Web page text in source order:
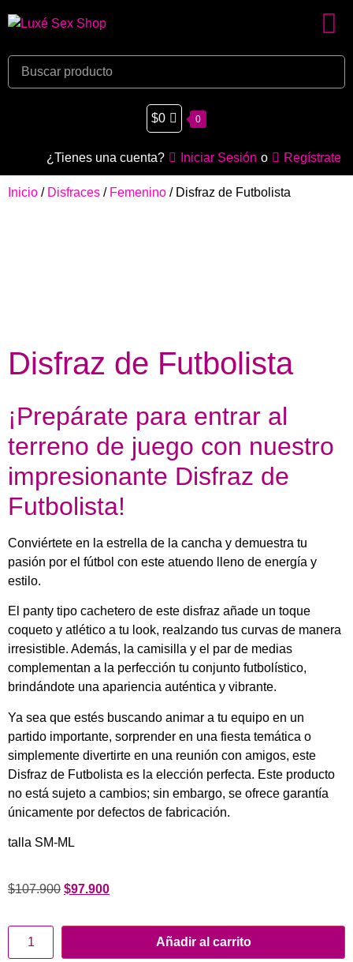
$0 0
¿Tienes una cuenta? Iniciar Sesión o Regístrate
Inicio / Disfraces / Femenino / Disfraz de Futbolista
Disfraz de Futbolista
¡Prepárate para entrar al
terreno de juego con nuestro
impresionante Disfraz de
Futbolista!
Conviértete en la estrella de la cancha y demuestra tu
pasión por el fútbol con este atuendo lleno de energía y
estilo.
El panty tipo cachetero de este disfraz añade un toque
coqueto y atlético a tu look, realzando tus curvas de manera
irresistible. Además, la camisilla y el par de medias
complementan a la perfección tu conjunto futbolístico,
brindándote una apariencia auténtica y vibrante.
Ya sea que estés buscando animar a tu equipo en un
partido importante, sorprender en una fiesta temática o
simplemente divertirte en una reunión con amigos, este
Disfraz de Futbolista es la elección perfecta. Este producto
no está sujeto a cambios; sin embargo, se ofrece garantía
únicamente por defectos de fabricación.
talla SM-ML
$107.900 $97.900
Añadir al carrito